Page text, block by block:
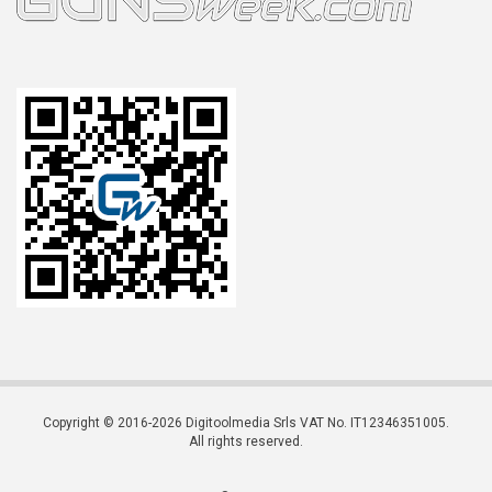
Copyright © 2016-2026 Digitoolmedia Srls VAT No. IT12346351005.
All rights reserved.